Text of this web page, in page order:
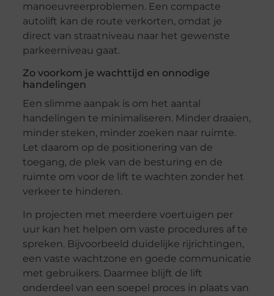
manoeuvreerproblemen. Een compacte
autolift kan de route verkorten, omdat je
direct van straatniveau naar het gewenste
parkeerniveau gaat.
Zo voorkom je wachttijd en onnodige
handelingen
Een slimme aanpak is om het aantal
handelingen te minimaliseren. Minder draaien,
minder steken, minder zoeken naar ruimte.
Let daarom op de positionering van de
toegang, de plek van de besturing en de
ruimte om voor de lift te wachten zonder het
verkeer te hinderen.
In projecten met meerdere voertuigen per
uur kan het helpen om vaste procedures af te
spreken. Bijvoorbeeld duidelijke rijrichtingen,
een vaste wachtzone en goede communicatie
met gebruikers. Daarmee blijft de lift
onderdeel van een soepel proces in plaats van